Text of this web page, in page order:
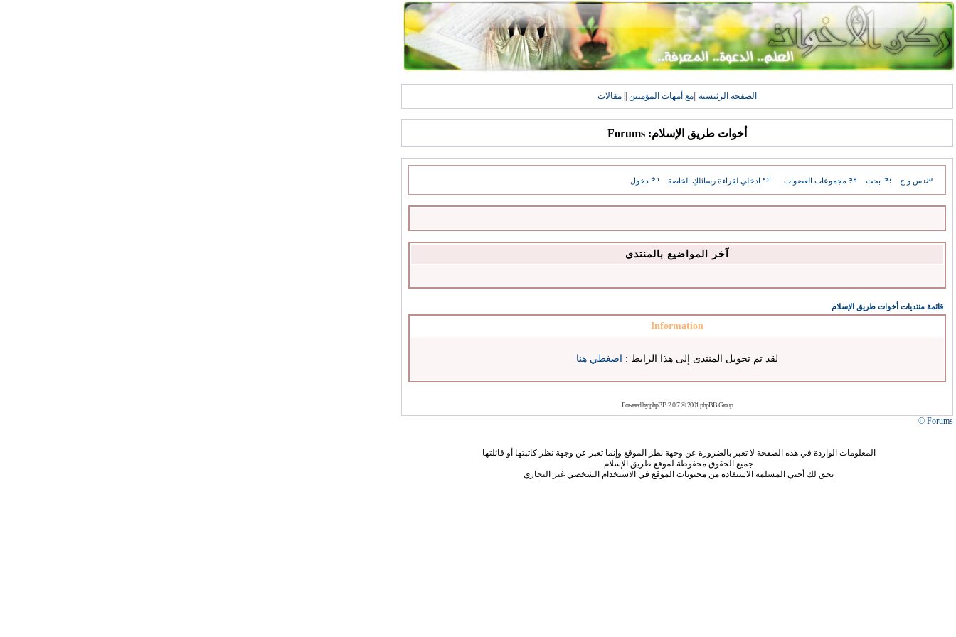
الصفحة الرئيسية مع أمهات المؤمنين مقالات
أخوات طريق الإسلام: Forums
س و ج بحث مجموعات العضوات ادخلي لقراءة رسائلكِ الخاصة دخول
آخر المواضيع بالمنتدى
قائمة منتديات أخوات طريق الإسلام
Information
لقد تم تحويل المنتدى إلى هذا الرابط : اضغطي هنا
Powered byphpBB2.0.7 © 2001 phpBB Group
Forums ©
المعلومات الواردة في هذه الصفحة لا تعبر بالضرورة عن وجهة نظر الموقع وإنما تعبر عن وجهة نظر كاتبتها أو قائلتها
جميع الحقوق محفوظة لموقع طريق الإسلام
يحق لك أختي المسلمة الاستفادة من محتويات الموقع في الاستخدام الشخصي غير التجاري